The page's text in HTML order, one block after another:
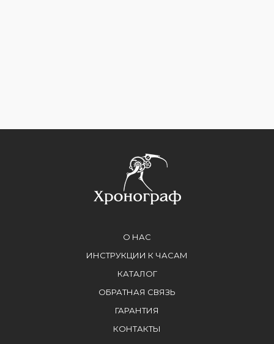
О НАС
ИНСТРУКЦИИ К ЧАСАМ
КАТАЛОГ
ОБРАТНАЯ СВЯЗЬ
ГАРАНТИЯ
КОНТАКТЫ